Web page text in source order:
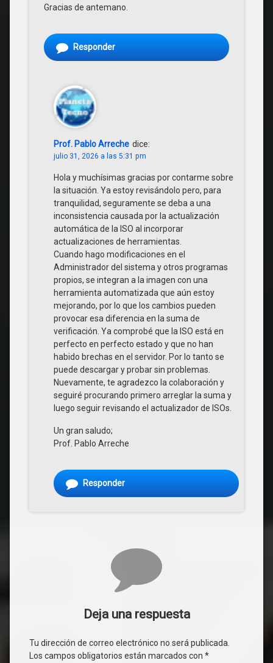
Gracias de antemano.
Responder
Prof. Pablo Arreche dice:
julio 31, 2026 a las 5:31 pm
Hola y muchísimas gracias por contarme sobre
la situación. Ya estoy revisándolo pero, para
tranquilidad, seguramente se deba a una
inconsistencia causada por la actualización
automática de la ISO al incorporar
actualizaciones de herramientas.
Cuando hago modificaciones en el
Administrador del sistema y otros programas
propios, se integran a la imagen con una
herramienta automatizada que aún estoy
mejorando, por lo que los cambios pueden
provocar esa diferencia en la suma de
verificación. Ya comprobé que la ISO está en
perfecto en perfecto estado y que no han
habido brechas en el servidor. Por lo tanto se
puede descargar y probar sin problemas.
Nuevamente, te agradezco la colaboración y
seguiré procurando primero arreglar la suma y
luego seguir revisando el actualizador de ISOs.
Un gran saludo;
Prof. Pablo Arreche
Responder
Deja una respuesta
Tu dirección de correo electrónico no será publicada.
Los campos obligatorios están marcados con *